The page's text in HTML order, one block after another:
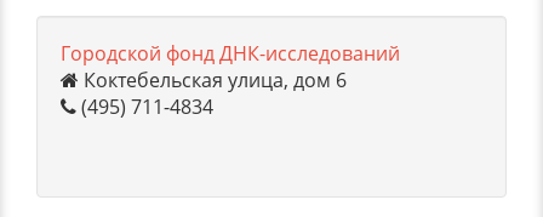
Городской фонд ДНК-исследований
Коктебельская улица, дом 6
(495) 711-4834